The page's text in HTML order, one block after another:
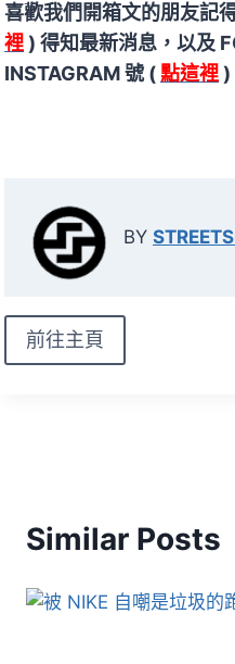
喜歡我們開箱文的朋友記
裡) 得知最新消息，以及
INSTAGRAM 號 ( 點這裡)
BY
前往主頁
Similar Posts